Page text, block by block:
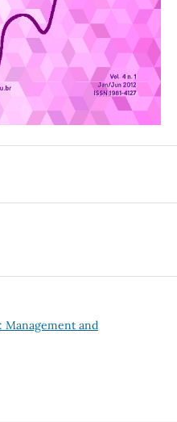
Management and